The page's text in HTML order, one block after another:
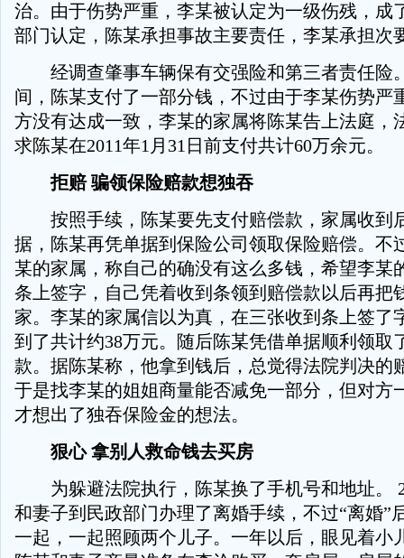
治。由于伤势严重，李某被认定为一级伤残，成
部门认定，陈某承担事故主要责任，李某承担次
经调查肇事车辆保有交强险和第三者责任险
间，陈某支付了一部分钱，不过由于李某伤势严
方没有达成一致，李某的家属将陈某告上法庭，
求陈某在2011年1月31日前支付共计60万余元。
拒赔 骗领保险赔款想独吞
按照手续，陈某要先支付赔偿款，家属收到
据，陈某再凭单据到保险公司领取保险赔偿。不
某的家属，称自己的确没有这么多钱，希望李某
条上签字，自己凭着收到条领到赔偿款以后再把
家。李某的家属信以为真，在三张收到条上签了
到了共计约38万元。随后陈某凭借单据顺利领取
款。据陈某称，他拿到钱后，总觉得法院判决的
于是找李某的姐姐商量能否减免一部分，但对方
才想出了独吞保险金的想法。
狠心 拿别人救命钱去买房
为躲避法院执行，陈某换了手机号和地址。
和妻子到民政部门办理了离婚手续，不过“离婚”
一起，一起照顾两个儿子。一年以后，眼见着小